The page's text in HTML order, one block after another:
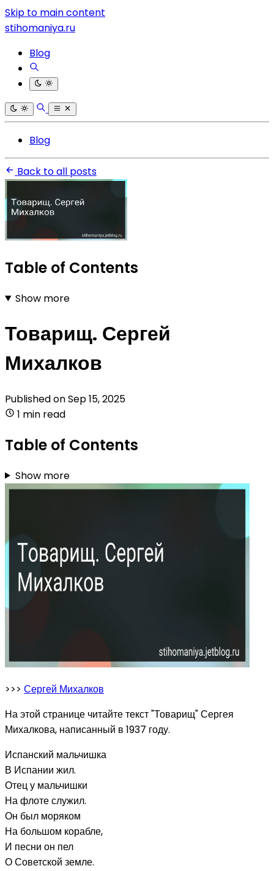
Skip to main content
stihomaniya.ru
Blog
Blog
Back to all posts
Table of Contents
Show more
Товарищ. Сергей
Михалков
Published onSep 15, 2025
1 min read
Table of Contents
Show more
>>> Сергей Михалков
На этой странице читайте текст "Товарищ" Сергея
Михалкова, написанный в 1937 году.
Испанский мальчишка
В Испании жил.
Отец у мальчишки
На флоте служил.
Он был моряком
На большом корабле,
И песни он пел
О Советской земле.